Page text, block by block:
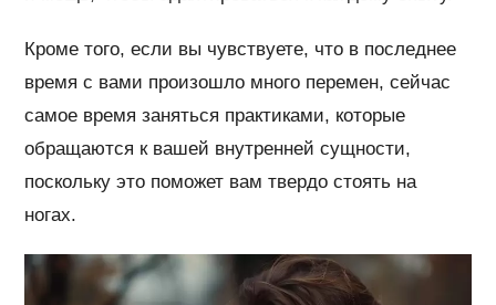
Кроме того, если вы чувствуете, что в последнее
время с вами произошло много перемен, сейчас
самое время заняться практиками, которые
обращаются к вашей внутренней сущности,
поскольку это поможет вам твердо стоять на
ногах.